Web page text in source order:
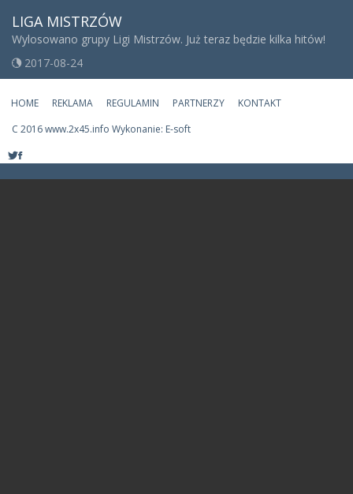
LIGA MISTRZÓW
Wylosowano grupy Ligi Mistrzów. Już teraz będzie kilka hitów!
2017-08-24
HOME REKLAMA REGULAMIN PARTNERZY
KONTAKT
C 2016 www.2x45.info Wykonanie: E-soft